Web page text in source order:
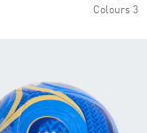
3 Colours